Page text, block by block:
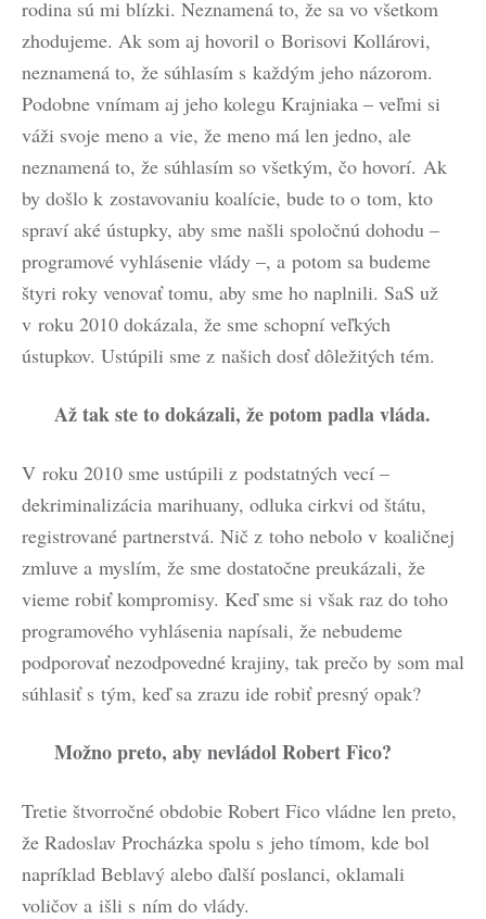
rodina sú mi blízki. Neznamená to, že sa vo všetkom
zhodujeme. Ak som aj hovoril o Borisovi Kollárovi,
neznamená to, že súhlasím s každým jeho názorom.
Podobne vnímam aj jeho kolegu Krajniaka – veľmi si
váži svoje meno a vie, že meno má len jedno, ale
neznamená to, že súhlasím so všetkým, čo hovorí. Ak
by došlo k zostavovaniu koalície, bude to o tom, kto
spraví aké ústupky, aby sme našli spoločnú dohodu –
programové vyhlásenie vlády –, a potom sa budeme
štyri roky venovať tomu, aby sme ho naplnili. SaS už
v roku 2010 dokázala, že sme schopní veľkých
ústupkov. Ustúpili sme z našich dosť dôležitých tém.
Až tak ste to dokázali, že potom padla vláda.
V roku 2010 sme ustúpili z podstatných vecí –
dekriminalizácia marihuany, odluka cirkvi od štátu,
registrované partnerstvá. Nič z toho nebolo v koaličnej
zmluve a myslím, že sme dostatočne preukázali, že
vieme robiť kompromisy. Keď sme si však raz do toho
programového vyhlásenia napísali, že nebudeme
podporovať nezodpovedné krajiny, tak prečo by som mal
súhlasiť s tým, keď sa zrazu ide robiť presný opak?
Možno preto, aby nevládol Robert Fico?
Tretie štvorročné obdobie Robert Fico vládne len preto,
že Radoslav Procházka spolu s jeho tímom, kde bol
napríklad Beblavý alebo ďalší poslanci, oklamali
voličov a išli s ním do vlády.